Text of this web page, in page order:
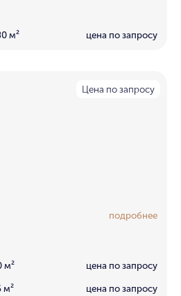
м² цена по запросу
Цена по запросу
подробнее
м² цена по запросу
м² цена по запросу